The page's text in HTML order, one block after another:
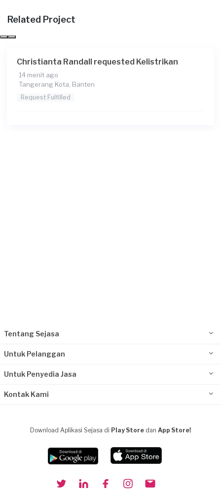
Tangerang Selatan, Banten
Aulia requested Kelistrikan
Tangerang Selatan, Banten
Related Project
Christianta Randall requested Kelistrikan
14 menit ago
Tangerang Kota, Banten
Request Fulfilled
Tentang Sejasa
Untuk Pelanggan
Untuk Penyedia Jasa
Kontak Kami
Download Aplikasi Sejasa di Play Store dan App Store!